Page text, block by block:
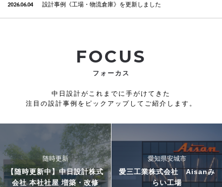
2026.06.04 設計事例《工場・物流倉庫》を更新しました
FOCUS
フォーカス
中日設計がこれまでに手がけてきた
注目の設計事例をピックアップしてご紹介します。
随時更新
【随時更新中】中日設計株式
会社 本社社屋 増築・改修
愛知県安城市
愛三工業株式会社 Aisanみ
らい工場